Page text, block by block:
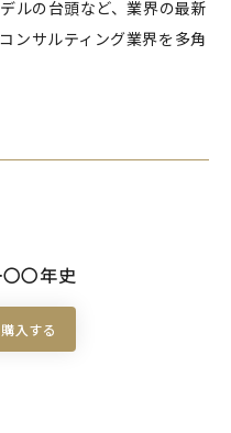
ルの台頭など、業界の最新
ンサルティング業界を多角
〇年史
入する